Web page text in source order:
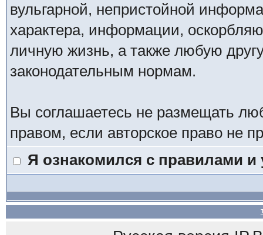
вульгарной, непристойной
характера, информации,
личную жизнь, а также любую
законодательным нормам.
Вы соглашаетесь не размещать
правом, если авторское право не
Я ознакомился с правилами